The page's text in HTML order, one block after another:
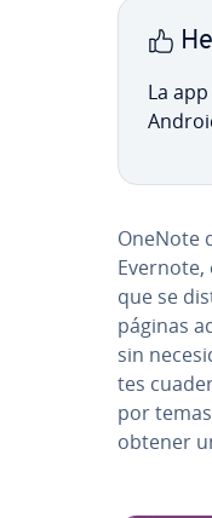
La
OneNote
que se
páginas
sin
tes
por
obtener